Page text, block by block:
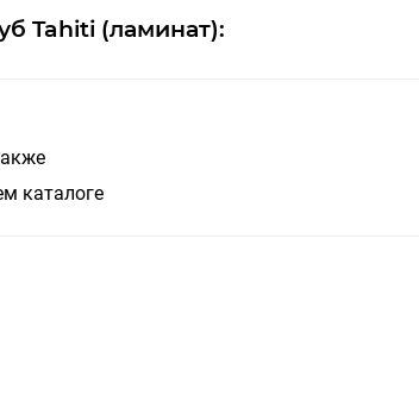
Tahiti (ламинат):
каталоге